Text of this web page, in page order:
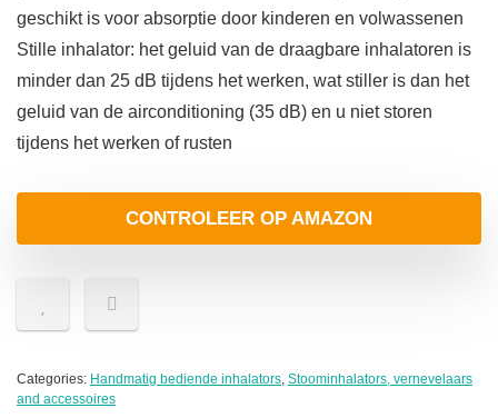
geschikt is voor absorptie door kinderen en volwassenen
Stille inhalator: het geluid van de draagbare inhalatoren is
minder dan 25 dB tijdens het werken, wat stiller is dan het
geluid van de airconditioning (35 dB) en u niet storen
tijdens het werken of rusten
CONTROLEER OP AMAZON
Categories: Handmatig bediende inhalators, Stoominhalators, vernevelaars
and accessoires